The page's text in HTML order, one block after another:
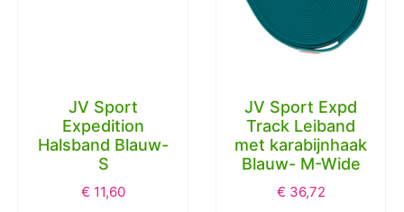
JV Sport
Halsband Blauw-
JV Sport Expd
met karabijnhaak